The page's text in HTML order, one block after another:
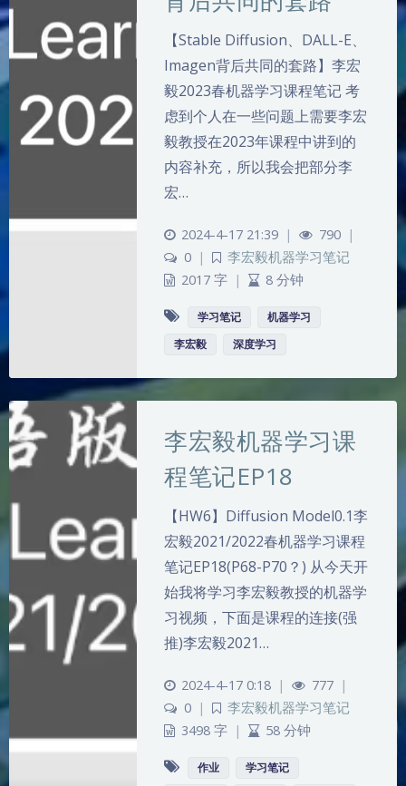
【Stable Diffusion、DALL-E、
Imagen背后共同的套路】李宏
毅2023春机器学习课程笔记 考
虑到个人在一些问题上需要李宏
毅教授在2023年课程中讲到的
内容补充，所以我会把部分李
宏…
2024-4-17 21:39 | 790 |
0 |
李宏毅机器学习笔记
2017 字 | 8 分钟
学习笔记
机器学习
李宏毅
深度学习
李宏毅机器学习课
程笔记EP18
【HW6】Diffusion Model0.1李
宏毅2021/2022春机器学习课程
笔记EP18(P68-P70？) 从今天开
始我将学习李宏毅教授的机器学
习视频，下面是课程的连接(强
推)李宏毅2021…
2024-4-17 0:18 | 777 |
0 |
李宏毅机器学习笔记
3498 字 | 58 分钟
作业
学习笔记